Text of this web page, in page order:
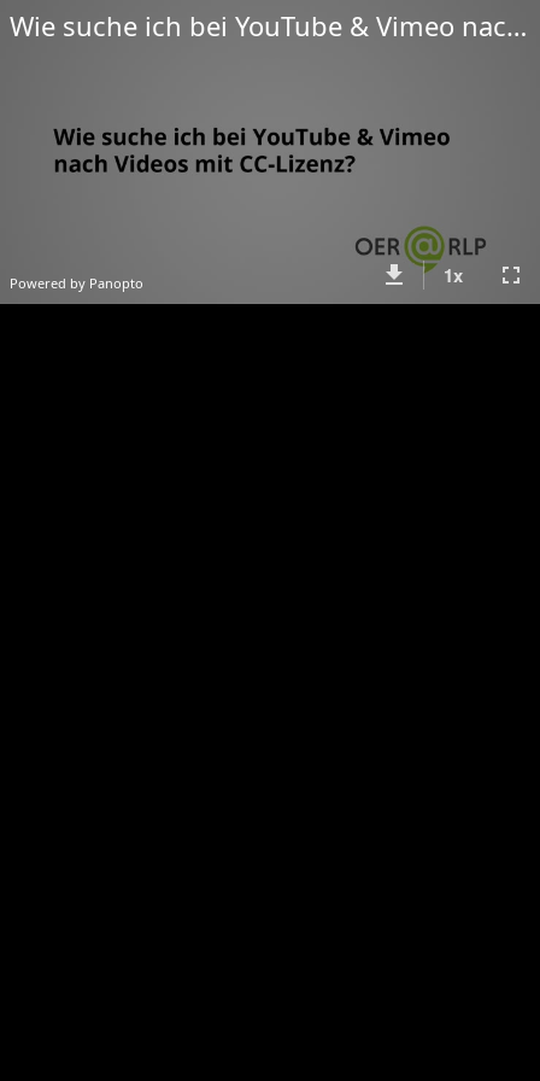
Powered by Panopto
Wie suche ich bei YouTube & Vimeo nach Videos mit CC-Lizenzen
get_app 1x fullscreen